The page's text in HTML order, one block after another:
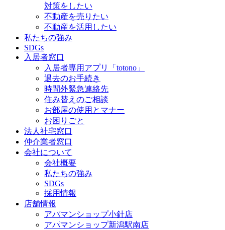
対策をしたい
不動産を売りたい
不動産を活用したい
私たちの強み
SDGs
入居者窓口
入居者専用アプリ「totono」
退去のお手続き
時間外緊急連絡先
住み替えのご相談
お部屋の使用とマナー
お困りごと
法人社宅窓口
仲介業者窓口
会社について
会社概要
私たちの強み
SDGs
採用情報
店舗情報
アパマンショップ小針店
アパマンショップ新潟駅南店